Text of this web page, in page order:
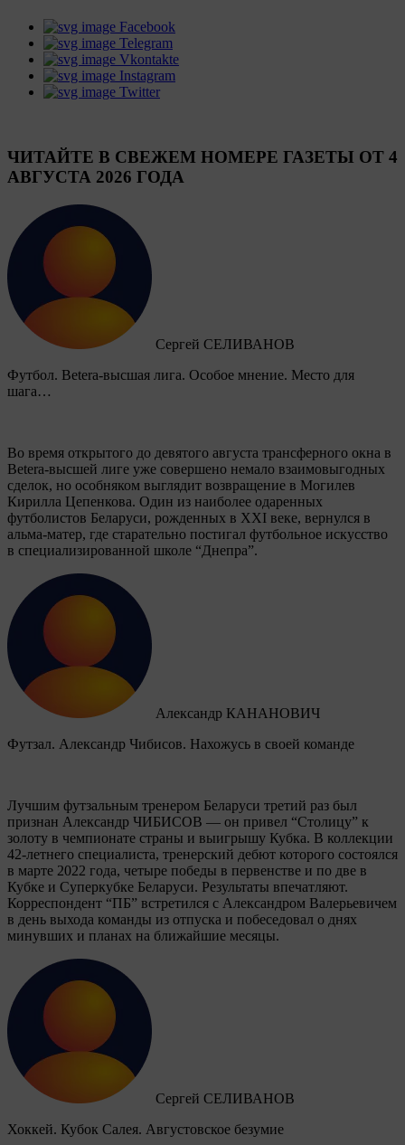
Facebook
Telegram
Vkontakte
Instagram
Twitter
ЧИТАЙТЕ В СВЕЖЕМ НОМЕРЕ ГАЗЕТЫ ОТ 4
АВГУСТА 2026 ГОДА
Сергей СЕЛИВАНОВ
Футбол. Betera-высшая лига. Особое мнение. Место для
шага…
Во время открытого до девятого августа трансферного окна в
Betera-высшей лиге уже совершено немало взаимовыгодных
сделок, но особняком выглядит возвращение в Могилев
Кирилла Цепенкова. Один из наиболее одаренных
футболистов Беларуси, рожденных в XXI веке, вернулся в
альма-матер, где старательно постигал футбольное искусство
в специализированной школе “Днепра”.
Александр КАНАНОВИЧ
Футзал. Александр Чибисов. Нахожусь в своей команде
Лучшим футзальным тренером Беларуси третий раз был
признан Александр ЧИБИСОВ — он привел “Столицу” к
золоту в чемпионате страны и выигрышу Кубка. В коллекции
42-летнего специалиста, тренерский дебют которого состоялся
в марте 2022 года, четыре победы в первенстве и по две в
Кубке и Суперкубке Беларуси. Результаты впечатляют.
Корреспондент “ПБ” встретился с Александром Валерьевичем
в день выхода команды из отпуска и побеседовал о днях
минувших и планах на ближайшие месяцы.
Сергей СЕЛИВАНОВ
Хоккей. Кубок Салея. Августовское безумие